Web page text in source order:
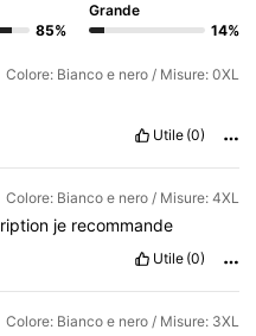
85%
Grande
14%
Colore: Bianco e nero / Misure: 0XL
Utile (0)
Colore: Bianco e nero / Misure: 4XL
je recommande
Utile (0)
Colore: Bianco e nero / Misure: 3XL